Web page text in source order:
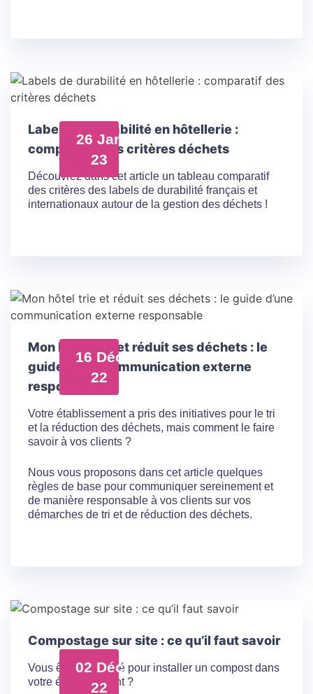
26 Jan
23
Labels de durabilité en hôtellerie :
comparatif des critères déchets
Découvrez dans cet article un tableau comparatif
des critères des labels de durabilité français et
internationaux autour de la gestion des déchets !
16 Déc
22
Mon hôtel trie et réduit ses déchets : le
guide d’une communication externe
responsable
Votre établissement a pris des initiatives pour le tri
et la réduction des déchets, mais comment le faire
savoir à vos clients ?
Nous vous proposons dans cet article quelques
règles de base pour communiquer sereinement et
de manière responsable à vos clients sur vos
démarches de tri et de réduction des déchets.
02 Déc
22
Compostage sur site : ce qu’il faut savoir
Vous êtes intéressé pour installer un compost dans
votre établissement ?